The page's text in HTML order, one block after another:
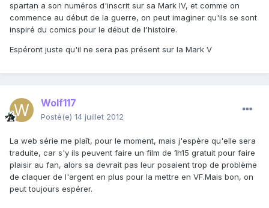
spartan a son numéros d'inscrit sur sa Mark IV, et comme on
commence au début de la guerre, on peut imaginer qu'ils se sont
inspiré du comics pour le début de l'histoire.
Espéront juste qu'il ne sera pas présent sur la Mark V
Wolf117
Posté(e) 14 juillet 2012
La web série me plaît, pour le moment, mais j'espère qu'elle sera
traduite, car s'y ils peuvent faire un film de 1h15 gratuit pour faire
plaisir au fan, alors sa devrait pas leur posaient trop de problème
de claquer de l'argent en plus pour la mettre en VF.Mais bon, on
peut toujours espérer.